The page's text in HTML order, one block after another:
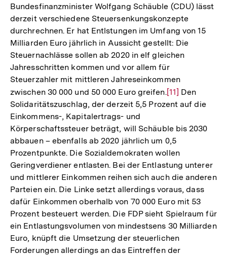
Bundesfinanzminister Wolfgang Schäuble (CDU) lässt
derzeit verschiedene Steuersenkungskonzepte
durchrechnen. Er hat Entlstungen im Umfang von 15
Milliarden Euro jährlich in Aussicht gestellt: Die
Steuernachlässe sollen ab 2020 in elf gleichen
Jahresschritten kommen und vor allem für
Steuerzahler mit mittleren Jahreseinkommen
zwischen 30 000 und 50 000 Euro greifen.Zur
Auflösung
Fußnote
[11] Den
Solidaritätszuschlag, der derzeit 5,5 Prozent auf die
Einkommens-, Kapitalertrags- und
Körperschaftssteuer beträgt, will Schäuble bis 2030
abbauen – ebenfalls ab 2020 jährlich um 0,5
Prozentpunkte. Die Sozialdemokraten wollen
Geringverdiener entlasten. Bei der Entlastung unterer
und mittlerer Einkommen reihen sich auch die anderen
Parteien ein. Die Linke setzt allerdings voraus, dass
dafür Einkommen oberhalb von 70 000 Euro mit 53
Prozent besteuert werden. Die FDP sieht Spielraum für
ein Entlastungsvolumen von mindestsens 30 Milliarden
Euro, knüpft die Umsetzung der steuerlichen
Forderungen allerdings an das Eintreffen der